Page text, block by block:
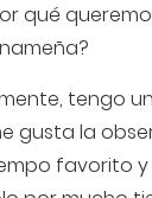
qué
tengo
gusta la
favorito